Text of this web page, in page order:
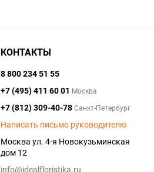
КОНТАКТЫ
8 800 234 51 55
+7 (495) 411 60 01 Москва
+7 (812) 309-40-78Санкт-Петербург
Написать письмо руководителю
Москва ул. 4-я Новокузьминская
дом 12
info@idealfloristika.ru